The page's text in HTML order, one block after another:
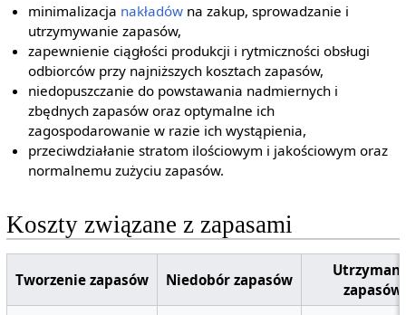
minimalizacja nakładów na zakup, sprowadzanie i
utrzymywanie zapasów,
zapewnienie ciągłości produkcji i rytmiczności obsługi
odbiorców przy najniższych kosztach zapasów,
niedopuszczanie do powstawania nadmiernych i
zbędnych zapasów oraz optymalne ich
zagospodarowanie w razie ich wystąpienia,
przeciwdziałanie stratom ilościowym i jakościowym oraz
normalnemu zużyciu zapasów.
Koszty związane z zapasami
Tworzenie zapasów Niedobór zapasów
zapasów